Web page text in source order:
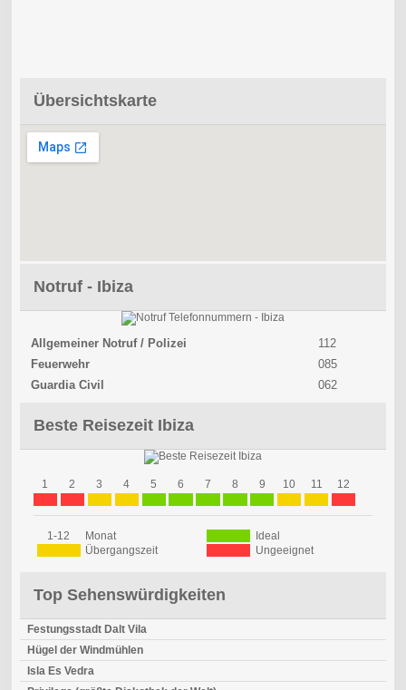
Übersichtskarte
Notruf - Ibiza
Allgemeiner Notruf / Polizei
112
Feuerwehr
085
Guardia Civil
062
Beste Reisezeit Ibiza
1 2 3 4 5 6 7 8 9 10 11 12
1-12 Monat
Ideal
Übergangszeit
Ungeeignet
Top Sehenswürdigkeiten
Festungsstadt Dalt Vila
Hügel der Windmühlen
Isla Es Vedra